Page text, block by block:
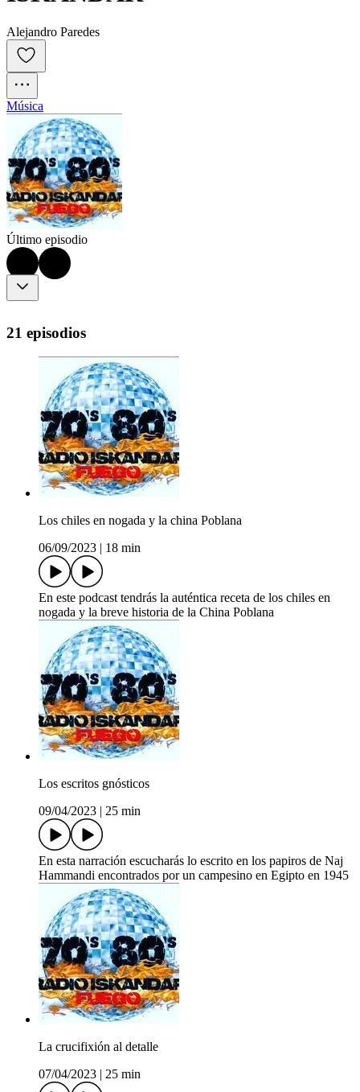
Alejandro Paredes
Música
Último episodio
21 episodios
Los chiles en nogada y la china Poblana
06/09/2023
18 min
En este podcast tendrás la auténtica receta de los chiles en
nogada y la breve historia de la China Poblana
Los escritos gnósticos
09/04/2023
25 min
En esta narración escucharás lo escrito en los papiros de Naj
Hammandi encontrados por un campesino en Egipto en 1945
La crucifixión al detalle
07/04/2023
25 min